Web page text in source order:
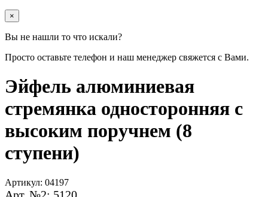
×
Вы не нашли то что искали?
Просто оставьте телефон и наш менеджер свяжется с Вами.
Эйфель алюминиевая
стремянка односторонняя с
высоким поручнем (8
ступени)
Артикул: 04197